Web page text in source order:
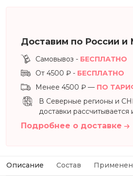
Доставим по России и
Самовывоз - БЕСПЛАТНО
От 4500 ₽ - БЕСПЛАТНО
Менее 4500 ₽ — ПО
В Северные регионы и
доставки
Подробнее о доставке
Описание Состав